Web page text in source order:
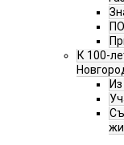
К 100-